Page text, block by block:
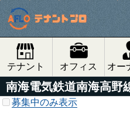
テナント オフィス オー
南海電気鉄道南海高野
募集中のみ表示